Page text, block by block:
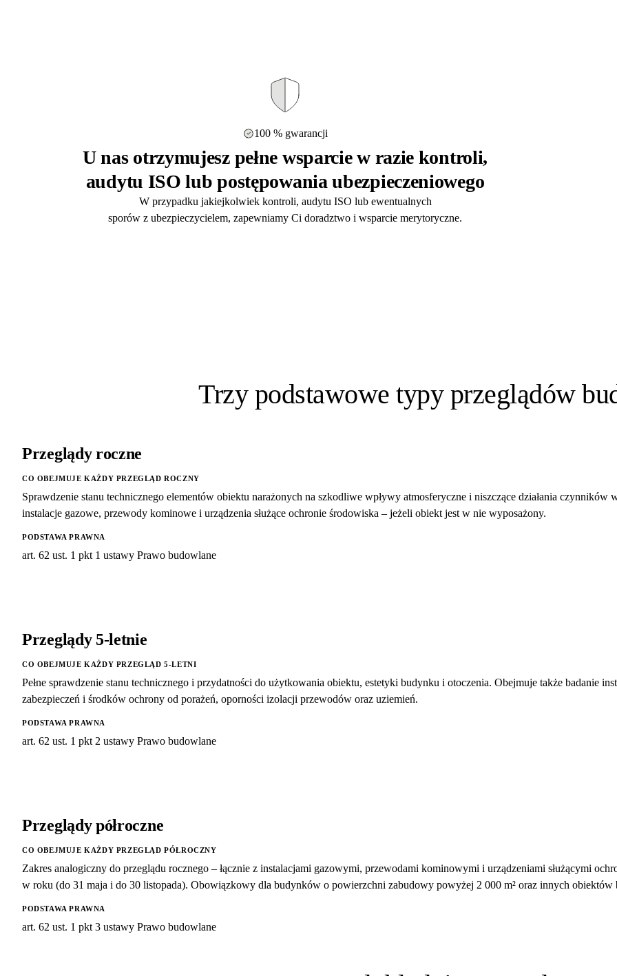
100 % gwarancji
U nas otrzymujesz pełne wsparcie w razie kontroli,
audytu ISO lub postępowania ubezpieczeniowego
W przypadku jakiejkolwiek kontroli, audytu ISO lub ewentualnych
sporów z ubezpieczycielem, zapewniamy Ci doradztwo i wsparcie merytoryczne.
Trzy podstawowe typy przeglądów
Przeglądy roczne
CO OBEJMUJE KAŻDY PRZEGLĄD ROCZNY
Sprawdzenie stanu technicznego elementów obiektu narażonych na szkodliwe wpływy atmosferyczne i niszczące działania
instalacje gazowe, przewody kominowe i urządzenia służące ochronie środowiska – jeżeli obiekt jest w nie wyposażony.
PODSTAWA PRAWNA
art. 62 ust. 1 pkt 1 ustawy Prawo budowlane
Przeglądy 5-letnie
CO OBEJMUJE KAŻDY PRZEGLĄD 5-LETNI
Pełne sprawdzenie stanu technicznego i przydatności do użytkowania obiektu, estetyki budynku i otoczenia. Obejmuje także badanie
zabezpieczeń i środków ochrony od porażeń, oporności izolacji przewodów oraz uziemień.
PODSTAWA PRAWNA
art. 62 ust. 1 pkt 2 ustawy Prawo budowlane
Przeglądy półroczne
CO OBEJMUJE KAŻDY PRZEGLĄD PÓŁROCZNY
Zakres analogiczny do przeglądu rocznego – łącznie z instalacjami gazowymi, przewodami kominowymi i urządzeniami służącymi
w roku (do 31 maja i do 30 listopada). Obowiązkowy dla budynków o powierzchni zabudowy powyżej 2 000 m² oraz innych
PODSTAWA PRAWNA
art. 62 ust. 1 pkt 3 ustawy Prawo budowlane